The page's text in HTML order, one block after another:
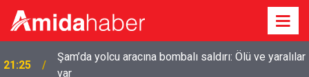
Şam’da yolcu aracına bombalı saldırı: Ölü ve yaralılar
var
20:44 Diyarbakır’da sulama kanalına giren genç boğuldu